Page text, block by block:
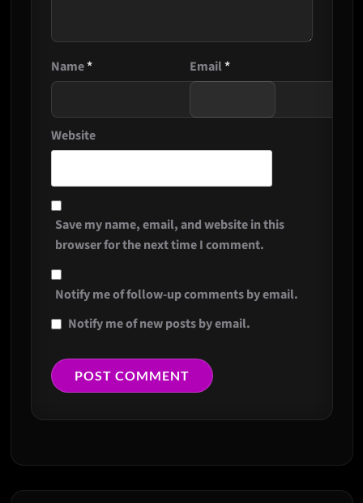
Name* Email*
Website
Save my name, email, and website in this
browser for the next time I comment.
Notify me of follow-up comments by email.
Notify me of new posts by email.